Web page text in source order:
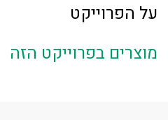
על הפרוייקט
מוצרים בפרוייקט הזה